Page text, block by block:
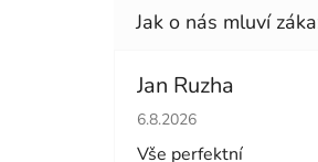
Jan Ruzha
Hodnocení obchodu je
6.8.2026
Vše perfektní